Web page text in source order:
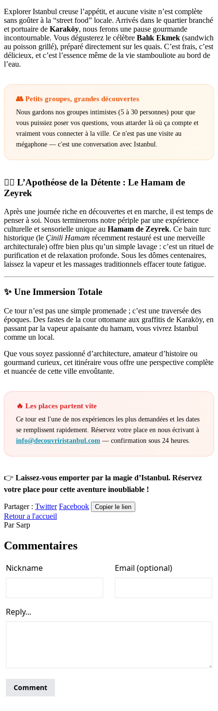
Explorer Istanbul creuse l’appétit, et aucune visite n’est complète
sans goûter à la “street food” locale. Arrivés dans le quartier branché
et portuaire de Karaköy, nous ferons une pause gourmande
incontournable. Vous dégusterez le célèbre Balık Ekmek (sandwich
au poisson grillé), préparé directement sur les quais. C’est frais, c’est
délicieux, et c’est l’essence même de la vie stambouliote au bord de
l’eau.
👥 Petits groupes, grandes découvertes
Nous gardons nos groupes intimistes (5 à 30 personnes) pour que
vous puissiez poser vos questions, vous attarder là où ça compte et
vraiment vous connecter à la ville. Ce n'est pas une visite au
mégaphone — c'est une conversation avec Istanbul.
🧖‍♂️ L’Apothéose de la Détente : Le Hamam de
Zeyrek
Après une journée riche en découvertes et en marche, il est temps de
penser à soi. Nous terminerons notre périple par une expérience
culturelle et sensorielle unique au Hamam de Zeyrek. Ce bain turc
historique (le Çinili Hamam récemment restauré est une merveille
architecturale) offre bien plus qu’un simple lavage : c’est un rituel de
purification et de relaxation profonde. Sous les dômes centenaires,
laissez la vapeur et les massages traditionnels effacer toute fatigue.
✨ Une Immersion Totale
Ce tour n’est pas une simple promenade ; c’est une traversée des
époques. Des fastes de la cour ottomane aux graffitis de Karaköy, en
passant par la vapeur apaisante du hamam, vous vivrez Istanbul
comme un local.
Que vous soyez passionné d’architecture, amateur d’histoire ou
gourmand curieux, cet itinéraire vous offre une perspective complète
et nuancée de cette ville envoûtante.
🔥 Les places partent vite
Ce tour est l'une de nos expériences les plus demandées et les dates
se remplissent rapidement. Réservez votre place en nous écrivant à
info@decouvriristanbul.com — confirmation sous 24 heures.
👉 Laissez-vous emporter par la magie d’Istanbul. Réservez
votre place pour cette aventure inoubliable !
Partager : Twitter Facebook Copier le lien
Retour a l'accueil
Par Sarp
Commentaires